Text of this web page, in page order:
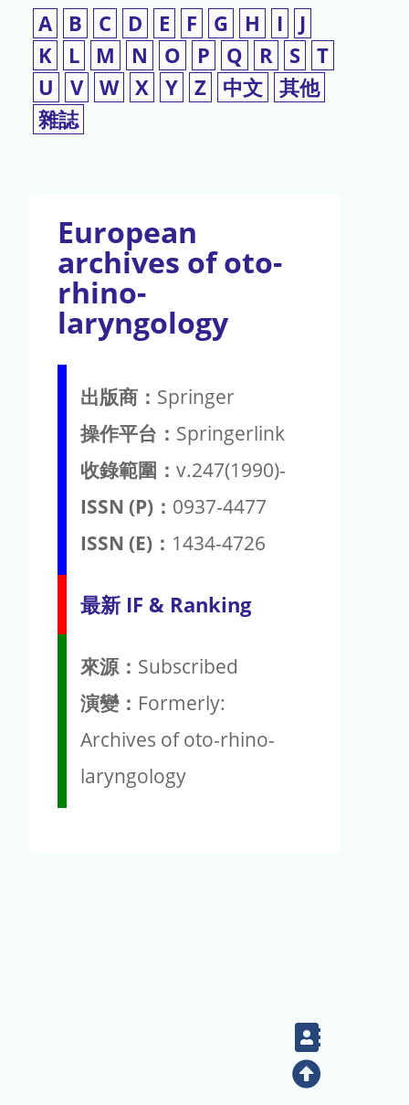
A B C D E F G H I
J
K
L M N O P Q R S T
U
V W X Y Z 中文 其他
雜誌
European
archives of oto-
rhino-
laryngology
出版商： Springer
操作平台： Springerlink
收錄範圍： v.247(1990)-
ISSN (P)： 0937-4477
ISSN (E)： 1434-4726
最新 IF & Ranking
來源： Subscribed
演變： Formerly:
Archives of oto-rhino-
laryngology
Contact